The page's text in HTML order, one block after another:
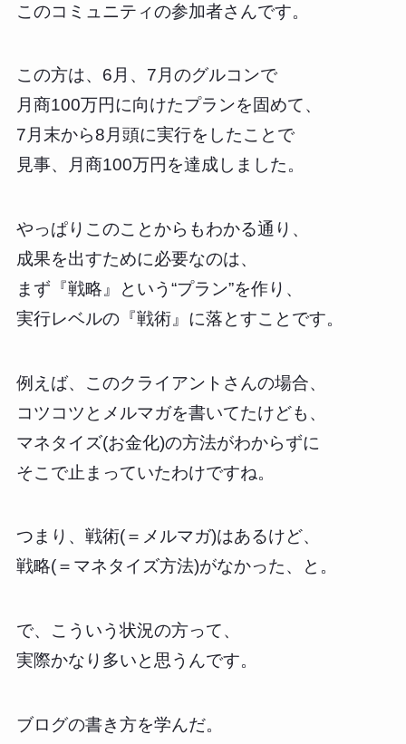
このコミュニティの参加者さんです。
この方は、6月、7月のグルコンで
月商100万円に向けたプランを固めて、
7月末から8月頭に実行をしたことで
見事、月商100万円を達成しました。
やっぱりこのことからもわかる通り、
成果を出すために必要なのは、
まず『戦略』という“プラン”を作り、
実行レベルの『戦術』に落とすことです。
例えば、このクライアントさんの場合、
コツコツとメルマガを書いてたけども、
マネタイズ(お金化)の方法がわからずに
そこで止まっていたわけですね。
つまり、戦術(＝メルマガ)はあるけど、
戦略(＝マネタイズ方法)がなかった、と。
で、こういう状況の方って、
実際かなり多いと思うんです。
ブログの書き方を学んだ。